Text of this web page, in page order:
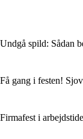
Undgå spild: Sådan
Få gang i festen!
Firmafest i